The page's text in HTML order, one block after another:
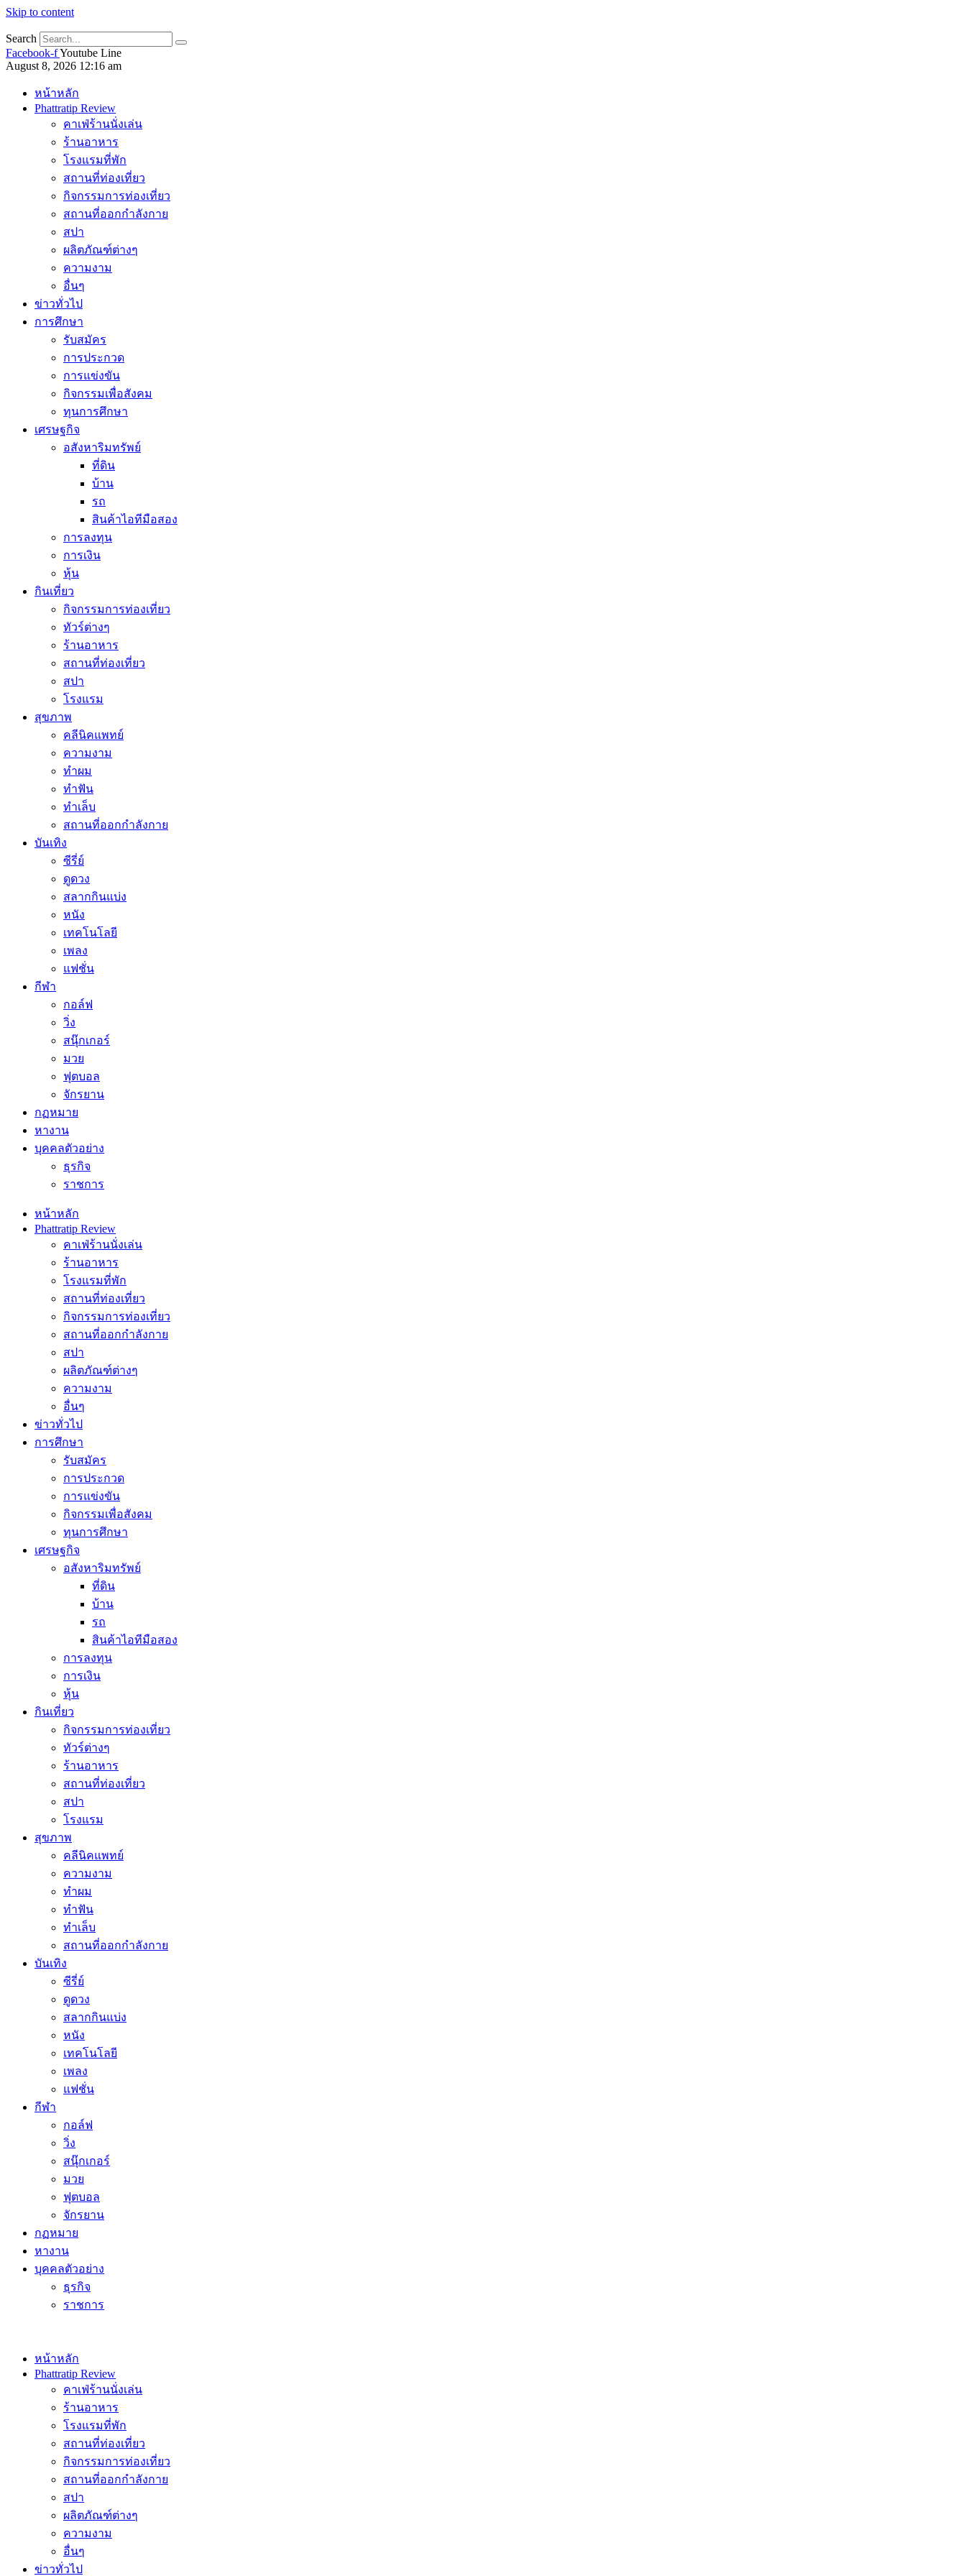
Skip to content
Search
Facebook-fYoutube Line
August 8, 2026 12:16 am
หน้าหลัก
Phattratip Review
คาเฟ่ร้านนั่งเล่น
ร้านอาหาร
โรงแรมที่พัก
สถานที่ท่องเที่ยว
กิจกรรมการท่องเที่ยว
สถานที่ออกกำลังกาย
สปา
ผลิตภัณฑ์ต่างๆ
ความงาม
อื่นๆ
ข่าวทั่วไป
การศึกษา
รับสมัคร
การประกวด
การแข่งขัน
กิจกรรมเพื่อสังคม
ทุนการศึกษา
เศรษฐกิจ
อสังหาริมทรัพย์
ที่ดิน
บ้าน
รถ
สินค้าไอทีมือสอง
การลงทุน
การเงิน
หุ้น
กินเที่ยว
กิจกรรมการท่องเที่ยว
ทัวร์ต่างๆ
ร้านอาหาร
สถานที่ท่องเที่ยว
สปา
โรงแรม
สุขภาพ
คลีนิคแพทย์
ความงาม
ทำผม
ทำฟัน
ทำเล็บ
สถานที่ออกกำลังกาย
บันเทิง
ซีรี่ย์
ดูดวง
สลากกินแบ่ง
หนัง
เทคโนโลยี
เพลง
แฟชั่น
กีฬา
กอล์ฟ
วิ่ง
สนุ๊กเกอร์
มวย
ฟุตบอล
จักรยาน
กฏหมาย
หางาน
บุคคลตัวอย่าง
ธุรกิจ
ราชการ
หน้าหลัก
Phattratip Review
คาเฟ่ร้านนั่งเล่น
ร้านอาหาร
โรงแรมที่พัก
สถานที่ท่องเที่ยว
กิจกรรมการท่องเที่ยว
สถานที่ออกกำลังกาย
สปา
ผลิตภัณฑ์ต่างๆ
ความงาม
อื่นๆ
ข่าวทั่วไป
การศึกษา
รับสมัคร
การประกวด
การแข่งขัน
กิจกรรมเพื่อสังคม
ทุนการศึกษา
เศรษฐกิจ
อสังหาริมทรัพย์
ที่ดิน
บ้าน
รถ
สินค้าไอทีมือสอง
การลงทุน
การเงิน
หุ้น
กินเที่ยว
กิจกรรมการท่องเที่ยว
ทัวร์ต่างๆ
ร้านอาหาร
สถานที่ท่องเที่ยว
สปา
โรงแรม
สุขภาพ
คลีนิคแพทย์
ความงาม
ทำผม
ทำฟัน
ทำเล็บ
สถานที่ออกกำลังกาย
บันเทิง
ซีรี่ย์
ดูดวง
สลากกินแบ่ง
หนัง
เทคโนโลยี
เพลง
แฟชั่น
กีฬา
กอล์ฟ
วิ่ง
สนุ๊กเกอร์
มวย
ฟุตบอล
จักรยาน
กฏหมาย
หางาน
บุคคลตัวอย่าง
ธุรกิจ
ราชการ
หน้าหลัก
Phattratip Review
คาเฟ่ร้านนั่งเล่น
ร้านอาหาร
โรงแรมที่พัก
สถานที่ท่องเที่ยว
กิจกรรมการท่องเที่ยว
สถานที่ออกกำลังกาย
สปา
ผลิตภัณฑ์ต่างๆ
ความงาม
อื่นๆ
ข่าวทั่วไป